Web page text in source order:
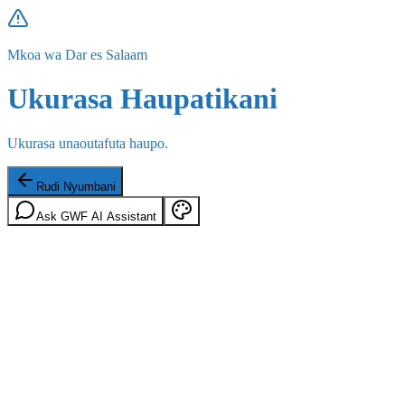
Mkoa wa Dar es Salaam
Ukurasa Haupatikani
Ukurasa unaoutafuta haupo.
Rudi Nyumbani
Ask GWF AI Assistant